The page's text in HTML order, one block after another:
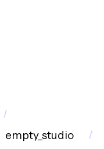
empty_studio